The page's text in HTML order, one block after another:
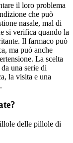
il loro problema
che può
nasale, mal di
si verifica quando la
Il farmaco può
ma può anche
La scelta
una serie di
la visita e una
delle pillole di